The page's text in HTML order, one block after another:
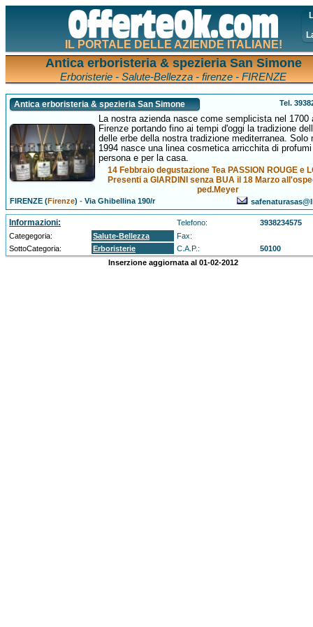
IL PORTALE DELLE AZIENDE ITALIANE!
Antica erboristeria & spezieria San Simone
Erboristerie - Salute-Bellezza - firenze - FIRENZE
Antica erboristeria & spezieria San Simone Tel.
La nostra azienda nasce come semplicista nel 1700
Firenze portando fino ai tempi d'oggi la tradizione
delle erbe della nostra tradizione mediterranea. Solo
1994 nasce una linea cosmetica arricchita di
persona e per la casa.
14 Febbraio degustazione Tea PASSION ROUGE e
Presenti a GIARDINI senza BUA il 18 Marzo
ped.Meyer
FIRENZE (Firenze) -Via Ghibellina 190/r
Informazioni: Telefono:
3938234575
Categegoria:
Salute-Bellezza
Fax:
SottoCategoria:
Erboristerie C.A.P.:
50100
Inserzione aggiornata al 01-02-2012